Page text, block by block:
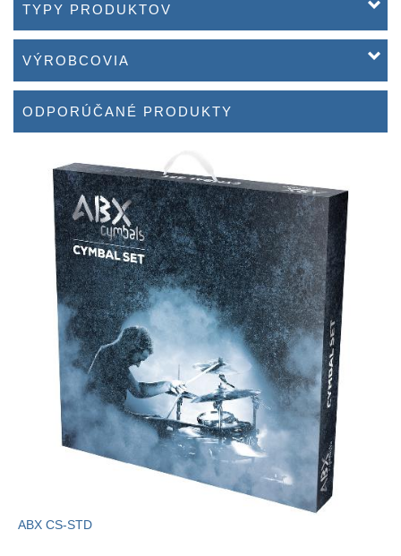
TYPY PRODUKTOV
VÝROBCOVIA
ODPORÚČANÉ PRODUKTY
ABX CS-STD